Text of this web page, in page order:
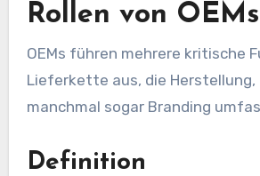
Rollen von OEMs
OEMs führen mehrere kritische
Lieferkette aus, die Herstellung,
manchmal sogar Branding
Definition